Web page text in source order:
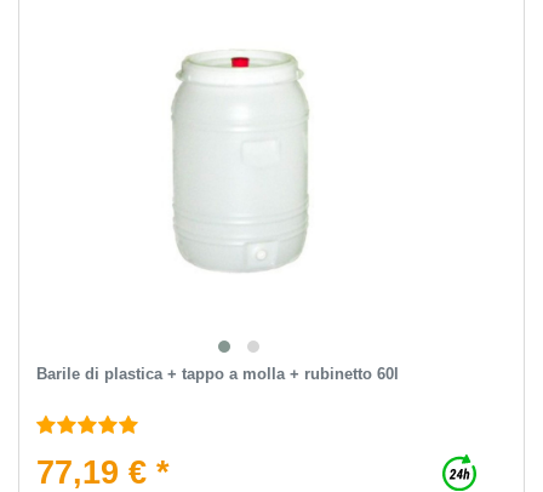
Barile di plastica + tappo a molla + rubinetto 60l
77,19 € *